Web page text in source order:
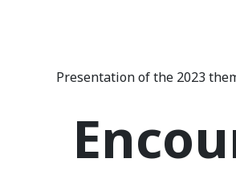
Presentation of the 2023